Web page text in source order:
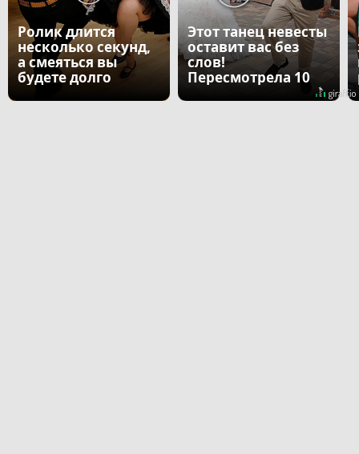
Ролик длится
несколько секунд,
а смеяться вы
будете долго
Этот танец невесты
оставит вас без
слов!
Пересмотрела 10